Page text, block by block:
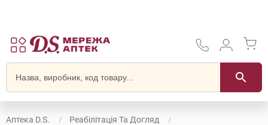
Аптека D.S.
Реабілітація Та Догляд